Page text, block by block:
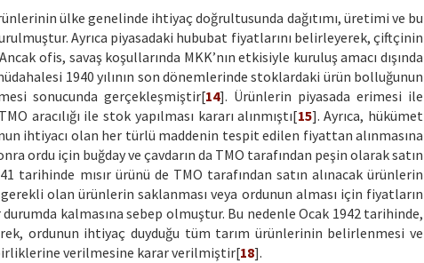
ülke genelinde ihtiyaç doğrultusunda dağıtımı, üretimi ve bu
Ayrıca piyasadaki hububat fiyatlarını belirleyerek, çiftçinin
ofis, savaş koşullarında MKK’nın etkisiyle kuruluş amacı dışında
1940 yılının son dönemlerinde stoklardaki ürün bolluğunun
sonucunda gerçekleşmiştir[14]. Ürünlerin piyasada erimesi ile
aracılığı ile stok yapılması kararı alınmıştı[15]. Ayrıca, hükümet
ihtiyacı olan her türlü maddenin tespit edilen fiyattan alınmasına
ordu için buğday ve çavdarın da TMO tarafından peşin olarak satın
tarihinde mısır ürünü de TMO tarafından satın alınacak ürünlerin
olan ürünlerin saklanması veya ordunun alması için fiyatların
kalmasına sebep olmuştur. Bu nedenle Ocak 1942 tarihinde,
ordunun ihtiyaç duyduğu tüm tarım ürünlerinin belirlenmesi ve
verilmesine karar verilmiştir[18].